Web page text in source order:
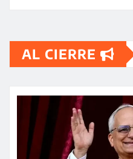
AL CIERRE